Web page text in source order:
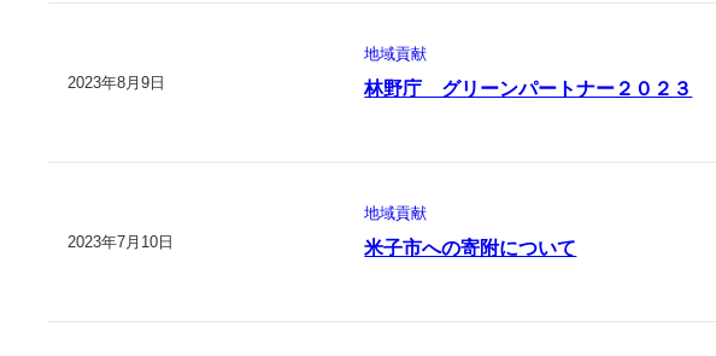
2023年8月9日
地域貢献
林野庁 グリーンパートナー２０２３
2023年7月10日
地域貢献
米子市への寄附について